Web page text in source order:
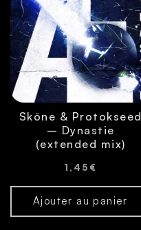
Sköne & Protokseed
– Dynastie
(extended mix)
1,45 €
Ajouter au panier